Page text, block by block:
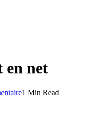
en net
1 Min Read